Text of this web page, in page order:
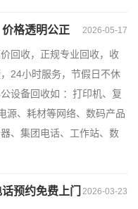
2026-05-17
价格透明公正
回收，正规专业回收，收
24小时服务，节假日不休
设备回收如 ：打印机、复
源、耗材等网络、数码产品
、集团电话、工作站、数
2026-03-23
预约免费上门